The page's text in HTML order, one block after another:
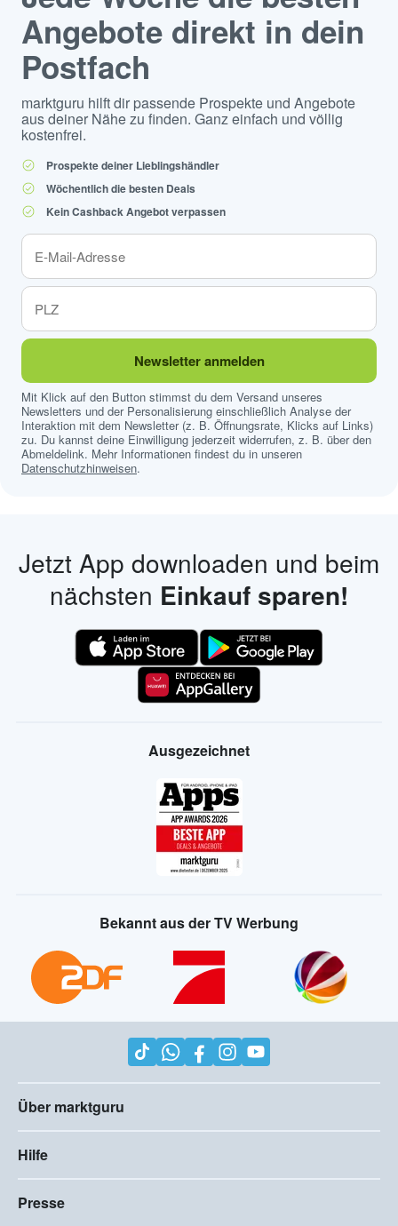
Angebote direkt in dein
Postfach
marktguru hilft dir passende Prospekte und Angebote
aus deiner Nähe zu finden. Ganz einfach und völlig
kostenfrei.
Prospekte deiner Lieblingshändler
Wöchentlich die besten Deals
Kein Cashback Angebot verpassen
Newsletter anmelden
Mit Klick auf den Button stimmst du dem Versand unseres
Newsletters und der Personalisierung einschließlich Analyse der
Interaktion mit dem Newsletter (z. B. Öffnungsrate, Klicks auf Links)
zu. Du kannst deine Einwilligung jederzeit widerrufen, z. B. über den
Abmeldelink. Mehr Informationen findest du in unseren
Datenschutzhinweisen.
Jetzt App downloaden und beim
nächsten Einkauf sparen!
Ausgezeichnet
Bekannt aus der TV Werbung
Über marktguru
Hilfe
Presse